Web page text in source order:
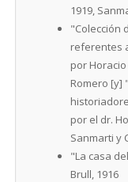
1919,
"Colección
referentes
por Horacio
Romero [y]
por el dr.
Sanmarti y
"La casa
Brull, 1916